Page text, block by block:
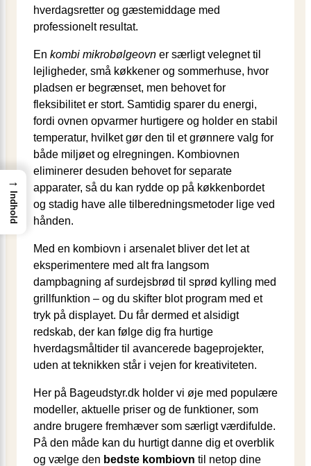
hverdagsretter og gæstemiddage med
professionelt resultat.
En kombi mikrobølgeovn er særligt velegnet til
lejligheder, små køkkener og sommerhuse, hvor
pladsen er begrænset, men behovet for
fleksibilitet er stort. Samtidig sparer du energi,
fordi ovnen opvarmer hurtigere og holder en stabil
temperatur, hvilket gør den til et grønnere valg for
både miljøet og elregningen. Kombiovnen
eliminerer desuden behovet for separate
apparater, så du kan rydde op på køkkenbordet
og stadig have alle tilberedningsmetoder lige ved
hånden.
Med en kombiovn i arsenalet bliver det let at
eksperimentere med alt fra langsom
dampbagning af surdejsbrød til sprød kylling med
grillfunktion – og du skifter blot program med et
tryk på displayet. Du får dermed et alsidigt
redskab, der kan følge dig fra hurtige
hverdagsmåltider til avancerede bageprojekter,
uden at teknikken står i vejen for kreativiteten.
Her på Bageudstyr.dk holder vi øje med populære
modeller, aktuelle priser og de funktioner, som
andre brugere fremhæver som særligt værdifulde.
På den måde kan du hurtigt danne dig et overblik
og vælge den bedste kombiovn til netop dine
→
Indhold